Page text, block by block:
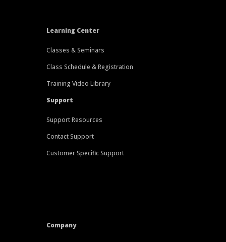
Learning Center
Classes & Seminars
Class Schedule & Registration
Training Video Library
Support
Support Resources
Contact Support
Customer Specific Support
Company